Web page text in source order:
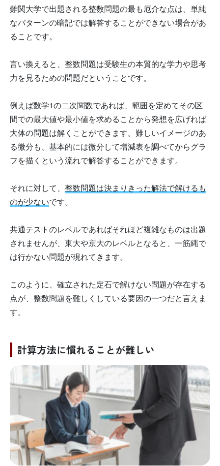
難関大学で出題される整数問題の最も厄介な点は、単純
なパターンの暗記では解答することができない場合があ
ることです。
言い換えると、整数問題は受験生の本質的な学力や思考
力を見るための問題だということです。
例えば数学1の二次関数であれば、範囲を定めてその区
間での最大値や最小値を求めることから発想を広げれば
大体の問題は解くことができます。難しいイメージのあ
る微分も、基本的には微分して増減表を調べてからグラ
フを描くという流れで解答することができます。
それに対して、 整数問題は決まりきった解法で解けるも
のが少ないです。
共通テストのレベルであればそれほど複雑なものは出題
されませんが、東大や京大のレベルとなると、一筋縄で
は行かない問題が現れてきます。
このように、確立された定石で解けない問題が存在する
点が、整数問題を難しくしている要因の一つだと言えま
す。
計算方法に慣れることが難しい